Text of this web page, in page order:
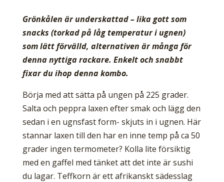
Grönkålen är underskattad – lika gott som
snacks (torkad på låg temperatur i ugnen)
som lätt förvälld, alternativen är många för
denna nyttiga rackare. Enkelt och snabbt
fixar du ihop denna kombo.
Börja med att sätta på ungen på 225 grader.
Salta och peppra laxen efter smak och lägg den
sedan i en ugnsfast form- skjuts in i ugnen. Här
stannar laxen till den har en inne temp på ca 50
grader ingen termometer? Kolla lite försiktig
med en gaffel med tänket att det inte är sushi
du lagar. Teffkorn är ett afrikanskt sädesslag